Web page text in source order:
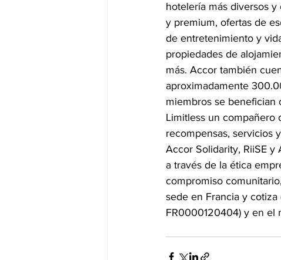
hotelería más diversos
y premium, ofertas de
de entretenimiento y
propiedades de
más. Accor también
aproximadamente
miembros se benefician
Limitless un compañero
recompensas, servicios
Accor Solidarity, RiiSE y
a través de la ética
compromiso
sede en Francia y cotiza
FR0000120404) y en el